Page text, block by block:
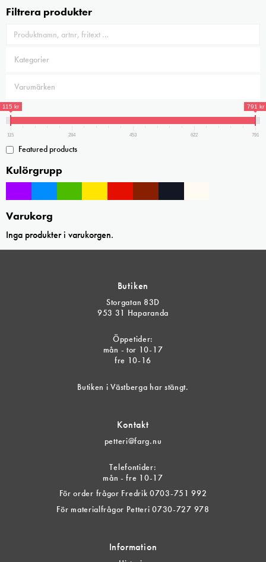
Filtrera produkter
115 kr 791 kr
115 284 453 622 791
Featured products
Kulörgrupp
Varukorg
Inga produkter i varukorgen.
Butiken
Storgatan 83D
953 31 Haparanda
Öppetider:
mån - tor 10-17
fre 10-16
Butiken i Västberga har stängt.
Kontakt
petteri@farg.nu
Telefontider:
mån - fre 10-17
För order frågor Fredrik 0703-751 992
För materialfrågor Petteri 0730-727 978
Information